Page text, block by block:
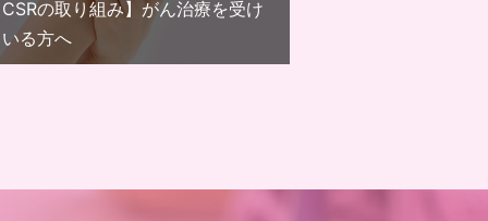
の取り組み】がん治療を受け
る方へ